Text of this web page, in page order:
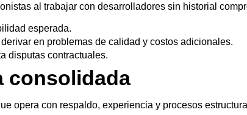
al trabajar con desarrolladores sin historial
esperada.
en problemas de calidad y costos adicionales.
disputas contractuales.
consolidada
opera con respaldo, experiencia y procesos